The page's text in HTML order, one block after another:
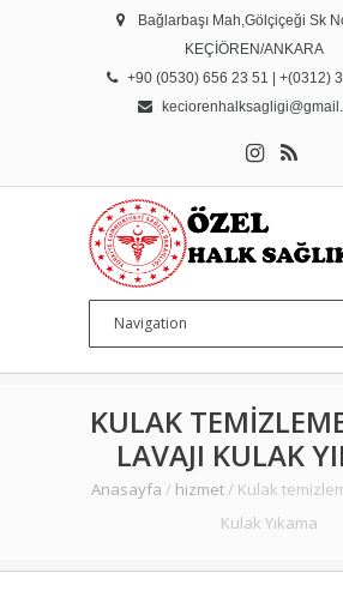
Bağlarbaşı Mah,Gölçiçeği Sk
KEÇİÖREN/ANKARA
+90 (0530) 656 23 51 | +(0312)
KULAK
LAVAJI KULAK
Anasayfa / hizmet/ Kulak
Kulak Yıkama